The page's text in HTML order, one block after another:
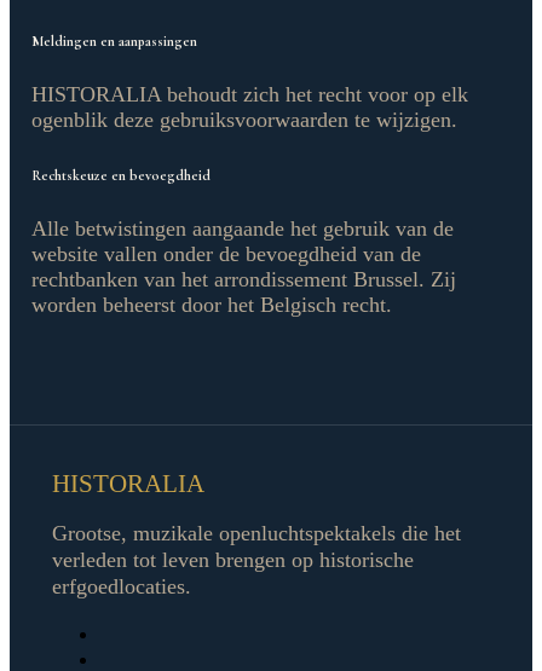
Meldingen en aanpassingen
HISTORALIA behoudt zich het recht voor op elk
ogenblik deze gebruiksvoorwaarden te wijzigen.
Rechtskeuze en bevoegdheid
Alle betwistingen aangaande het gebruik van de
website vallen onder de bevoegdheid van de
rechtbanken van het arrondissement Brussel. Zij
worden beheerst door het Belgisch recht.
HISTORALIA
Grootse, muzikale openluchtspektakels die het
verleden tot leven brengen op historische
erfgoedlocaties.